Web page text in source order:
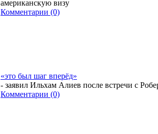
американскую визу
Комментарии (0)
«это был шаг вперёд»
- заявил Ильхам Алиев после встречи с
Комментарии (0)